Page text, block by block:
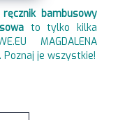
ręcznik bambusowy
to tylko kilka
MAGDALENA
Poznaj je wszystkie!